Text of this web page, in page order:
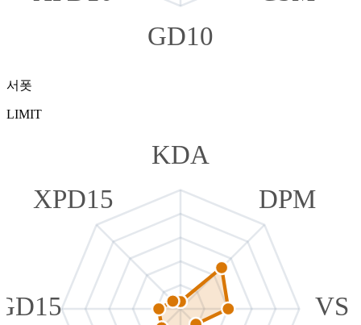
GD10
서폿
LIMIT
KDA
DPM
VS
XPD15